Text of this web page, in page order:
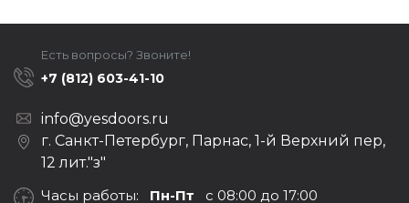
Есть вопросы? Звоните!
+7 (812) 603-41-10
info@yesdoors.ru
г. Санкт-Петербург, Парнас, 1-й Верхний пер,
12 лит."з"
Часы работы: Пн-Пт с 08:00 до 17:00